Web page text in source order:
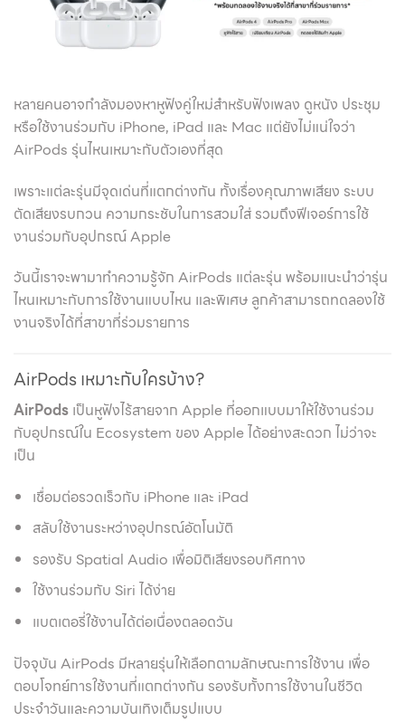
หลายคนอาจกำลังมองหาหูฟังคู่ใหม่สำหรับฟังเพลง ดูหนัง ประชุม
หรือใช้งานร่วมกับ iPhone, iPad และ Mac แต่ยังไม่แน่ใจว่า
AirPods รุ่นไหนเหมาะกับตัวเองที่สุด
เพราะแต่ละรุ่นมีจุดเด่นที่แตกต่างกัน ทั้งเรื่องคุณภาพเสียง ระบบ
ตัดเสียงรบกวน ความกระชับในการสวมใส่ รวมถึงฟีเจอร์การใช้
งานร่วมกับอุปกรณ์ Apple
วันนี้เราจะพามาทำความรู้จัก AirPods แต่ละรุ่น พร้อมแนะนำว่ารุ่น
ไหนเหมาะกับการใช้งานแบบไหน และพิเศษ ลูกค้าสามารถทดลองใช้
งานจริงได้ที่สาขาที่ร่วมรายการ
AirPods เหมาะกับใครบ้าง?
AirPods เป็นหูฟังไร้สายจาก Apple ที่ออกแบบมาให้ใช้งานร่วม
กับอุปกรณ์ใน Ecosystem ของ Apple ได้อย่างสะดวก ไม่ว่าจะ
เป็น
เชื่อมต่อรวดเร็วกับ iPhone และ iPad
สลับใช้งานระหว่างอุปกรณ์อัตโนมัติ
รองรับ Spatial Audio เพื่อมิติเสียงรอบทิศทาง
ใช้งานร่วมกับ Siri ได้ง่าย
แบตเตอรี่ใช้งานได้ต่อเนื่องตลอดวัน
ปัจจุบัน AirPods มีหลายรุ่นให้เลือกตามลักษณะการใช้งาน เพื่อ
ตอบโจทย์การใช้งานที่แตกต่างกัน รองรับทั้งการใช้งานในชีวิต
ประจำวันและความบันเทิงเต็มรูปแบบ